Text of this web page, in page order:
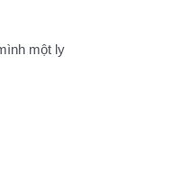
một ly